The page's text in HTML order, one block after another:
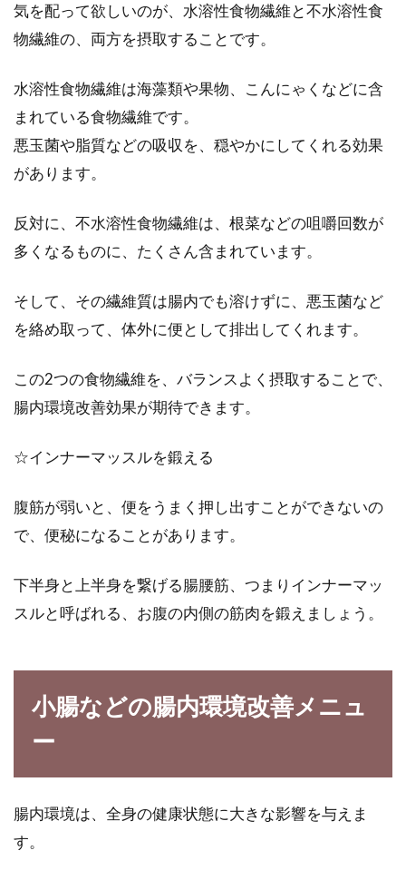
気を配って欲しいのが、水溶性食物繊維と不水溶性食
物繊維の、両方を摂取することです。
水溶性食物繊維は海藻類や果物、こんにゃくなどに含
まれている食物繊維です。
悪玉菌や脂質などの吸収を、穏やかにしてくれる効果
があります。
反対に、不水溶性食物繊維は、根菜などの咀嚼回数が
多くなるものに、たくさん含まれています。
そして、その繊維質は腸内でも溶けずに、悪玉菌など
を絡め取って、体外に便として排出してくれます。
この2つの食物繊維を、バランスよく摂取することで、
腸内環境改善効果が期待できます。
☆インナーマッスルを鍛える
腹筋が弱いと、便をうまく押し出すことができないの
で、便秘になることがあります。
下半身と上半身を繋げる腸腰筋、つまりインナーマッ
スルと呼ばれる、お腹の内側の筋肉を鍛えましょう。
小腸などの腸内環境改善メニュ
ー
腸内環境は、全身の健康状態に大きな影響を与えま
す。